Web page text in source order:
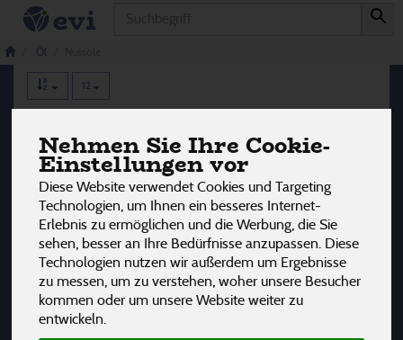
Nehmen Sie Ihre Cookie-
Einstellungen vor
Diese Website verwendet Cookies und Targeting
Technologien, um Ihnen ein besseres Internet-
Erlebnis zu ermöglichen und die Werbung, die Sie
sehen, besser an Ihre Bedürfnisse anzupassen. Diese
Technologien nutzen wir außerdem um Ergebnisse
zu messen, um zu verstehen, woher unsere Besucher
kommen oder um unsere Website weiter zu
entwickeln.
Öl
Nussöle
12